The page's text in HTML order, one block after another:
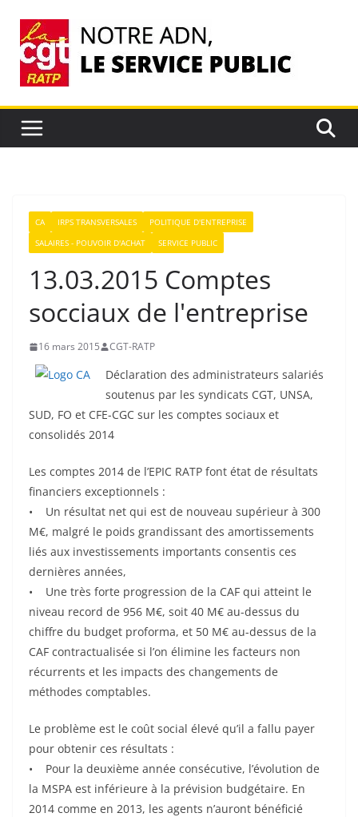
contenu
CA IRPS TRANSVERSALES
POLITIQUE D'ENTREPRISE
SALAIRES - POUVOIR D'ACHAT
SERVICE PUBLIC
13.03.2015 Comptes
socciaux de l'entreprise
16 mars 2015 CGT-RATP
Déclaration des administrateurs salariés
soutenus par les syndicats CGT, UNSA,
SUD, FO et CFE-CGC sur les comptes sociaux et
consolidés 2014
Les comptes 2014 de l’EPIC RATP font état de résultats
financiers exceptionnels :
• Un résultat net qui est de nouveau supérieur à 300
M€, malgré le poids grandissant des amortissements
liés aux investissements importants consentis ces
dernières années,
• Une très forte progression de la CAF qui atteint le
niveau record de 956 M€, soit 40 M€ au-dessus du
chiffre du budget proforma, et 50 M€ au-dessus de la
CAF contractualisée si l’on élimine les facteurs non
récurrents et les impacts des changements de
méthodes comptables.
Le problème est le coût social élevé qu’il a fallu payer
pour obtenir ces résultats :
• Pour la deuxième année consécutive, l’évolution de
la MSPA est inférieure à la prévision budgétaire. En
2014 comme en 2013, les agents n’auront bénéficié